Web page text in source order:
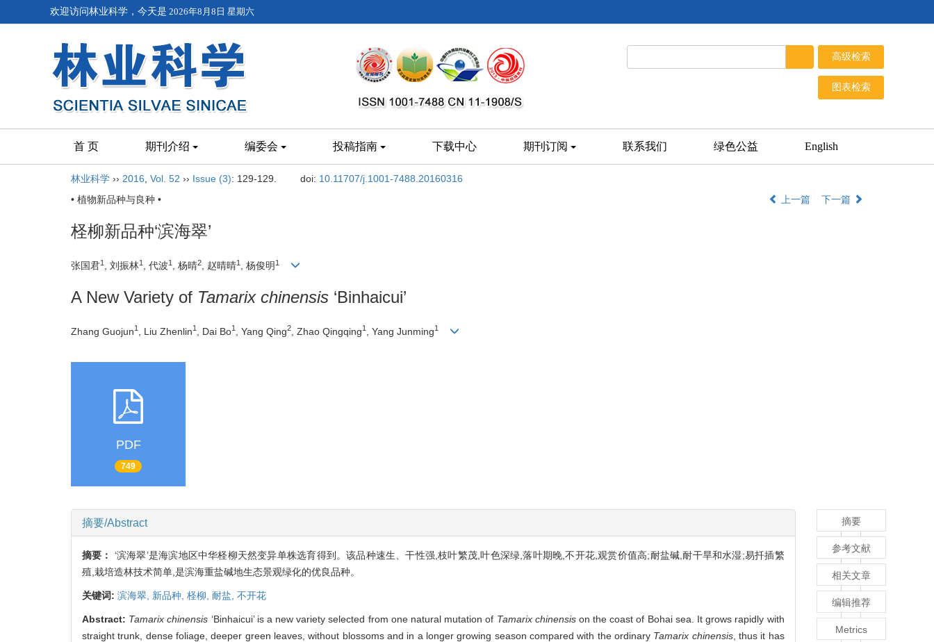
欢迎访问林业科学，今天是 2026年8月8日 星期六
首 页 期刊介绍 编委会 投稿指南 下载中心 期刊订阅 联系我们 绿色公益 English
林业科学 ›› 2016 Vol. 52 ›› Issue (3): 129-129. doi: 10.11707/j.1001-7488.20160316
• 植物新品种与良种 •
上一篇 下一篇
柽柳新品种‘滨海翠’
张国君1 , 刘振林1 , 代波1 , 杨晴2 , 赵晴晴1 , 杨俊明 1
A New Variety of Tamarix chinensis ‘Binhaicui’
Zhang Guojun1 , Liu Zhenlin1 , Dai Bo1 , Yang Qing2 , Zhao Qingqing1 , Yang Junming1
PDF
749
摘要/Abstract
摘要： ‘滨海翠’是海滨地区中华柽柳天然变异单株选育得到。该品种速生、干性强,枝叶繁茂,叶色深绿,落叶期晚,不开花,观赏价值高;耐盐碱,耐干旱和水湿;易扦插繁
殖,栽培造林技术简单,是滨海重盐碱地生态景观绿化的优良品种。
关键词: 滨海翠, 新品种, 柽柳, 耐盐, 不开花
Abstract: Tamarix chinensis ‘Binhaicui’ is a new variety selected from one natural mutation of Tamarix chinensison the coast of Bohai sea. It grows rapidly with
straight trunk, dense foliage, deeper green leaves, without blossoms and in a longer growing season compared with the ordinary Tamarix chinensis, thus it has
摘要
参考文献
相关文章
编辑推荐
Metrics